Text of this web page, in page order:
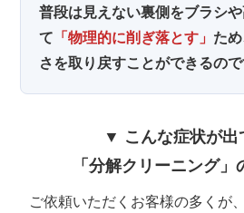
普段は見えない裏側をブラシ
て 「物理的に削ぎ落とす」 た
さを取り戻すことができるので
▼ こんな症状が出
「分解クリーニング
ご依頼いただくお客様の多くが